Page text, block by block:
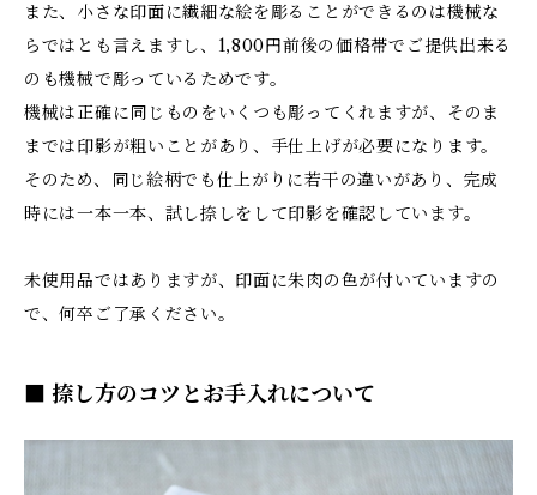
また、小さな印面に繊細な絵を彫ることができるのは機械な
らではとも言えますし、1,800円前後の価格帯でご提供出来る
のも機械で彫っているためです。
機械は正確に同じものをいくつも彫ってくれますが、そのま
までは印影が粗いことがあり、手仕上げが必要になります。
そのため、同じ絵柄でも仕上がりに若干の違いがあり、完成
時には一本一本、試し捺しをして印影を確認しています。
未使用品ではありますが、印面に朱肉の色が付いていますの
で、何卒ご了承ください。
■ 捺し方のコツとお手入れについて